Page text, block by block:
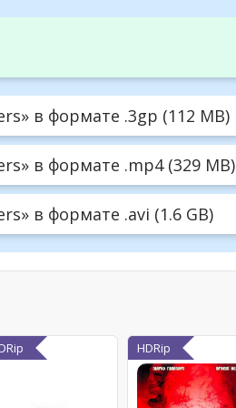
в формате .3gp (112 MB)
в формате .mp4 (329 MB)
в формате .avi (1.6 GB)
HDRip